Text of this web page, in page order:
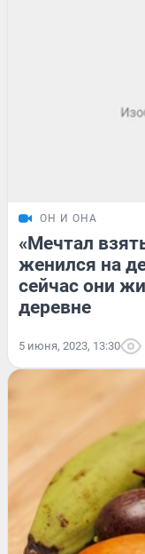
ОН И ОНА
«Мечтал
женился на
сейчас они
деревне
5 июня, 2023, 13:30